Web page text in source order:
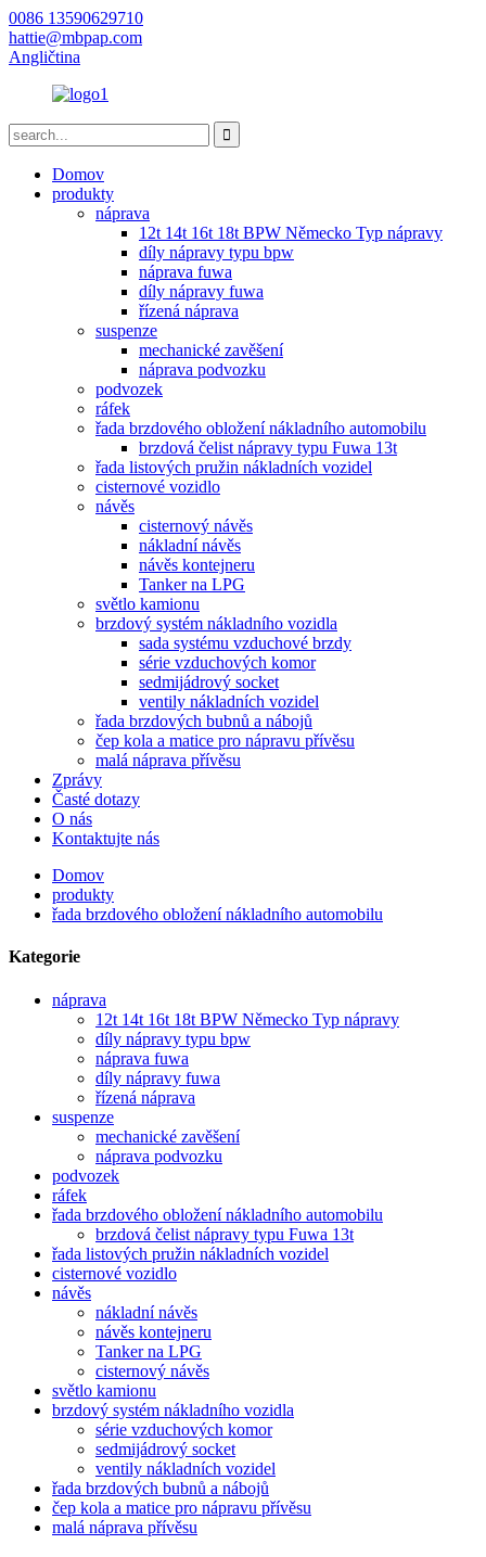
0086 13590629710
hattie@mbpap.com
Angličtina
Domov
produkty
náprava
12t 14t 16t 18t BPW Německo Typ nápravy
díly nápravy typu bpw
náprava fuwa
díly nápravy fuwa
řízená náprava
suspenze
mechanické zavěšení
náprava podvozku
podvozek
ráfek
řada brzdového obložení nákladního automobilu
brzdová čelist nápravy typu Fuwa 13t
řada listových pružin nákladních vozidel
cisternové vozidlo
návěs
cisternový návěs
nákladní návěs
návěs kontejneru
Tanker na LPG
světlo kamionu
brzdový systém nákladního vozidla
sada systému vzduchové brzdy
série vzduchových komor
sedmijádrový socket
ventily nákladních vozidel
řada brzdových bubnů a nábojů
čep kola a matice pro nápravu přívěsu
malá náprava přívěsu
Zprávy
Časté dotazy
O nás
Kontaktujte nás
Domov
produkty
řada brzdového obložení nákladního automobilu
Kategorie
náprava
12t 14t 16t 18t BPW Německo Typ nápravy
díly nápravy typu bpw
náprava fuwa
díly nápravy fuwa
řízená náprava
suspenze
mechanické zavěšení
náprava podvozku
podvozek
ráfek
řada brzdového obložení nákladního automobilu
brzdová čelist nápravy typu Fuwa 13t
řada listových pružin nákladních vozidel
cisternové vozidlo
návěs
nákladní návěs
návěs kontejneru
Tanker na LPG
cisternový návěs
světlo kamionu
brzdový systém nákladního vozidla
série vzduchových komor
sedmijádrový socket
ventily nákladních vozidel
řada brzdových bubnů a nábojů
čep kola a matice pro nápravu přívěsu
malá náprava přívěsu